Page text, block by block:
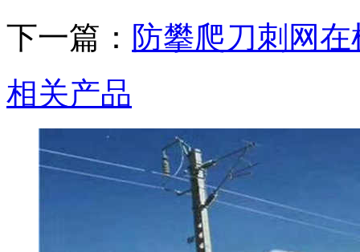
下一篇： 防攀爬刀刺网
相关产品